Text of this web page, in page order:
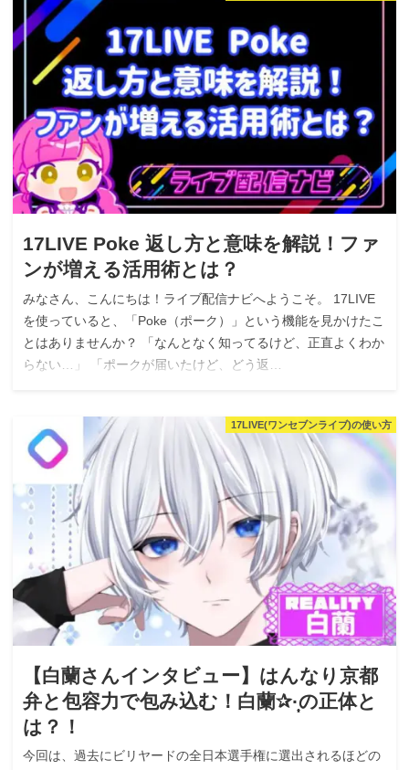
17LIVE Poke 返し方と意味を解説！ファ
ンが増える活用術とは？
みなさん、こんにちは！ライブ配信ナビへようこそ。 17LIVE
を使っていると、「Poke（ポーク）」という機能を見かけたこ
とはありませんか？ 「なんとなく知ってるけど、正直よくわか
らない…」 「ポークが届いたけど、どう返…
17LIVE(ワンセブンライブ)の使い方
【白蘭さんインタビュー】はんなり京都
弁と包容力で包み込む！白蘭✰︎·̩͙の正体と
は？！
今回は、過去にビリヤードの全日本選手権に選出されるほどの